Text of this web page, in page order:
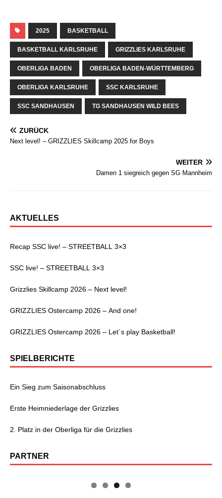
2025 BASKETBALL
BASKETBALL KARLSRUHE GRIZZLIES KARLSRUHE
OBERLIGA BADEN OBERLIGA BADEN-WÜRTTEMBERG
OBERLIGA KARLSRUHE SSC KARLSRUHE
SSC SANDHAUSEN TG SANDHAUSEN WILD BEES
ZURÜCK
Next level! – GRIZZLIES Skillcamp 2025 for Boys
WEITER
Damen 1 siegreich gegen SG Mannheim
AKTUELLES
Recap SSC live! – STREETBALL 3×3
SSC live! – STREETBALL 3×3
Grizzlies Skillcamp 2026 – Next level!
GRIZZLIES Ostercamp 2026 – And one!
GRIZZLIES Ostercamp 2026 – Let´s play Basketball!
SPIELBERICHTE
Ein Sieg zum Saisonabschluss
Erste Heimniederlage der Grizzlies
2. Platz in der Oberliga für die Grizzlies
PARTNER